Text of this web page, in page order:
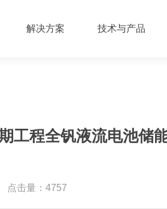
解决方案 技术与产品
工程全钒液流电池储
点击量：4757